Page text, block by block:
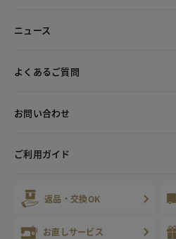
ニュース
よくあるご質問
お問い合わせ
ご利用ガイド
返品・交換OK
お直しサービス